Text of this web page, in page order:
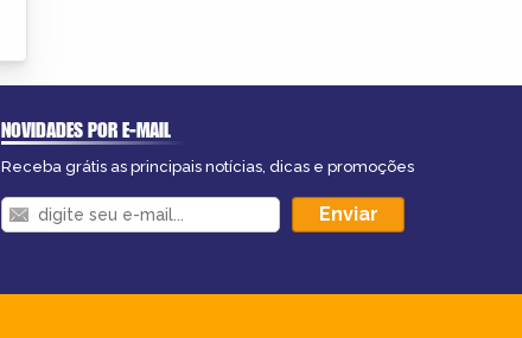
NOVIDADES POR E-MAIL
Receba grátis as principais notícias, dicas e promoções